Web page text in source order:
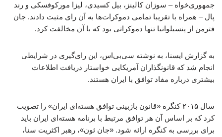
جمهوری‌خواه – سوزان کالینز، بیل کسیدی، لیزا مورکوفسکی و رند
پال – همراه با تقریبا تمامی دموکرات‌ها به آن رای مثبت دادند. جان
فترمن از پنسیلوانیا تنها دموکراتی بود که با آن مخالفت کرد.
به گزارش ایسنا، به نوشته سی‌بی‌اس، این رای‌گیری در شرایطی
انجام شد که قانونگذاران آمریکایی خواستار دریافت اطلاعات
بیشتری درباره مفاد توافق با ایران هستند.
سال ۲۰۱۵ کنگره «قانون بازبینی توافق هسته‌ای ایران» را تصویب
کرد که بر اساس آن هر توافق مرتبط با برنامه هسته‌ای ایران باید
برای بررسی به کنگره ارائه شود. «جان ثون»، رهبر اکثریت سنا،